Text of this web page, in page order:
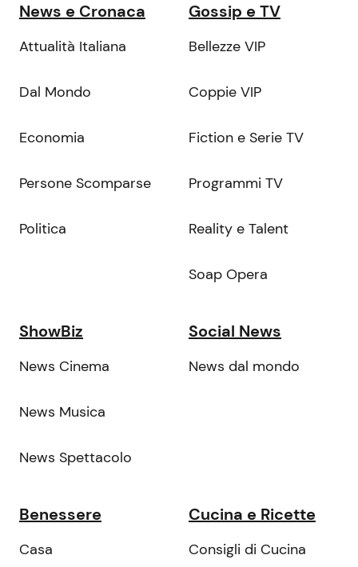
News e Cronaca
Attualità Italiana
Dal Mondo
Economia
Persone Scomparse
Politica
Gossip e TV
Bellezze VIP
Coppie VIP
Fiction e Serie TV
Programmi TV
Reality e Talent
Soap Opera
ShowBiz
News Cinema
News Musica
News Spettacolo
Social News
News dal mondo
Benessere
Casa
Cucina e Ricette
Consigli di Cucina